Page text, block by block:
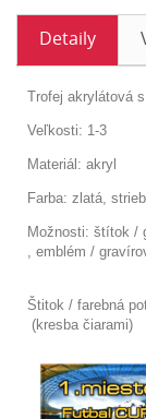
Detaily
Trofej akrylátová
Veľkosti: 1-3
Materiál: akryl
Farba: zlatá,
Možnosti: štítok /
emblém /
Štitok / farebná
(kresba čiarami)